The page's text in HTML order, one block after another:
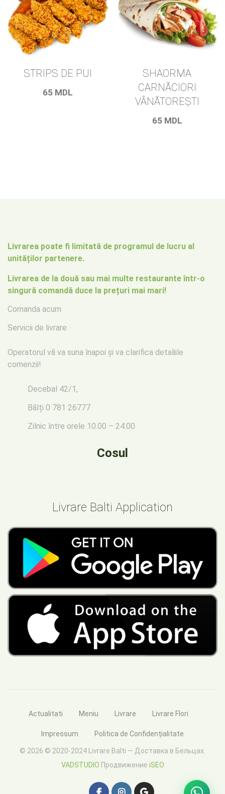
STRIPS DE PUI
65 MDL
SHAORMA
CARNĂCIORI
VÂNĂTOREŞTI
65 MDL
Livrarea poate fi limitată de programul de lucru al
unităților partenere.
Livrarea de la două sau mai multe restaurante într-o
singură comandă duce la prețuri mai mari!
Comanda acum
Servicii de livrare
Operatorul vă va suna înapoi și va clarifica detaliile
comenzii!
Decebal 42/1,
Bălți 0 781 26777
Zilnic între orele 10.00 – 24.00
Cosul
Livrare Balti Application
Actualitati Meniu Livrare Livrare Flori
Impressum Politica de Confidențialitate
© 2026 © 2020-2024 Livrare Balti — Доставка в Бельцах.
VADSTUDIO Продвижение iSEO